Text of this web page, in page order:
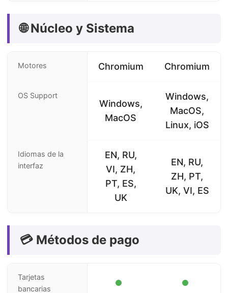
🌐 Núcleo y Sistema
Motores Chromium Chromium
OS Support
Windows,
MacOS
Windows,
MacOS,
Linux, iOS
Idiomas de la
interfaz
EN, RU,
VI, ZH,
PT, ES,
UK
EN, RU,
ZH, PT,
UK, VI, ES
💳 Métodos de pago
Tarjetas
bancarias